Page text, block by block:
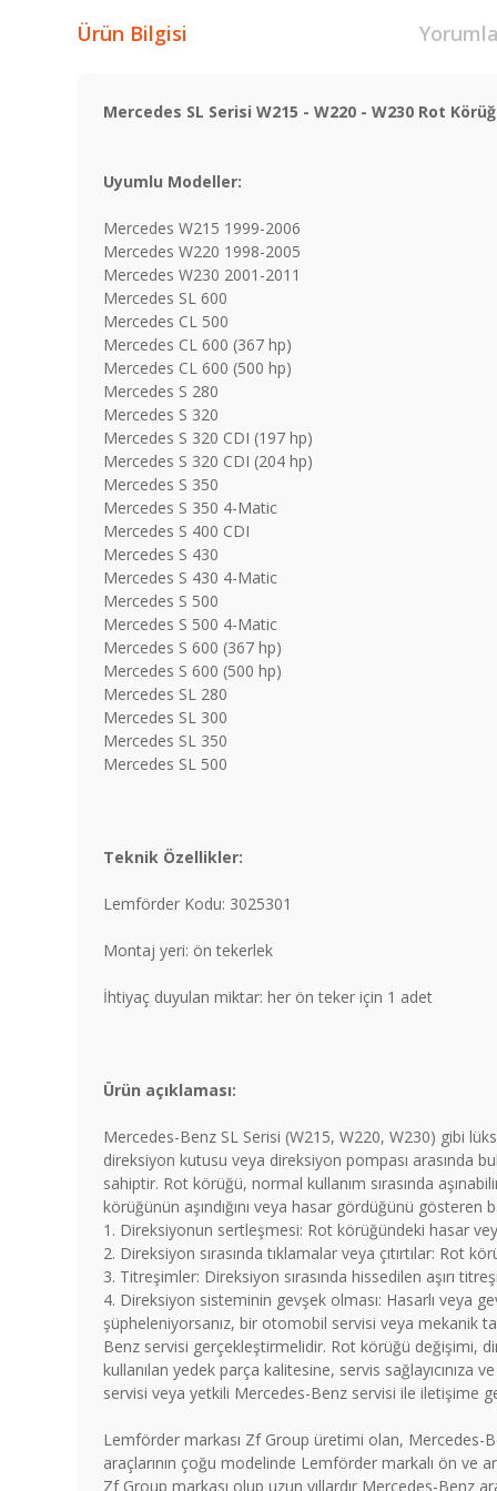
Ürün Bilgisi
Mercedes SL Serisi W215 - W220 - W230 Rot
Uyumlu Modeller:
Mercedes W215 1999-2006
Mercedes W220 1998-2005
Mercedes W230 2001-2011
Mercedes SL 600
Mercedes CL 500
Mercedes CL 600 (367 hp)
Mercedes CL 600 (500 hp)
Mercedes S 280
Mercedes S 320
Mercedes S 320 CDI (197 hp)
Mercedes S 320 CDI (204 hp)
Mercedes S 350
Mercedes S 350 4-Matic
Mercedes S 400 CDI
Mercedes S 430
Mercedes S 430 4-Matic
Mercedes S 500
Mercedes S 500 4-Matic
Mercedes S 600 (367 hp)
Mercedes S 600 (500 hp)
Mercedes SL 280
Mercedes SL 300
Mercedes SL 350
Mercedes SL 500
Teknik Özellikler:
Lemförder Kodu: 3025301
Montaj yeri: ön tekerlek
İhtiyaç duyulan miktar: her ön teker için 1 adet
Ürün açıklaması:
Mercedes-Benz SL Serisi (W215, W220, W230) gibi
direksiyon kutusu veya direksiyon pompası arasında
sahiptir. Rot körüğü, normal kullanım sırasında
körüğünün aşındığını veya hasar gördüğünü gösteren
1. Direksiyonun sertleşmesi: Rot körüğündeki hasar
2. Direksiyon sırasında tıklamalar veya çıtırtılar: Rot
3. Titreşimler: Direksiyon sırasında hissedilen aşırı
4. Direksiyon sisteminin gevşek olması: Hasarlı veya
şüpheleniyorsanız, bir otomobil servisi veya mekanik
Benz servisi gerçekleştirmelidir. Rot körüğü değişimi,
kullanılan yedek parça kalitesine, servis
servisi veya yetkili Mercedes-Benz servisi ile iletişime
Lemförder markası Zf Group üretimi olan, Mercedes-
araçlarının çoğu modelinde Lemförder markalı ön ve
Zf Group markası olup uzun yıllardır Mercedes-Benz